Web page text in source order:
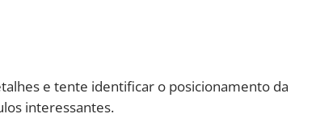
e tente identificar o posicionamento da
interessantes.